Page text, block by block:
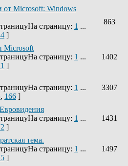
от Microsoft: Windows
На страницу: 1 ...
]
863
Microsoft
На страницу: 1 ...
]
1402
На страницу: 1 ...
, 166 ]
3307
На страницу: 1 ...
]
1431
тема.
На страницу: 1 ...
]
1497